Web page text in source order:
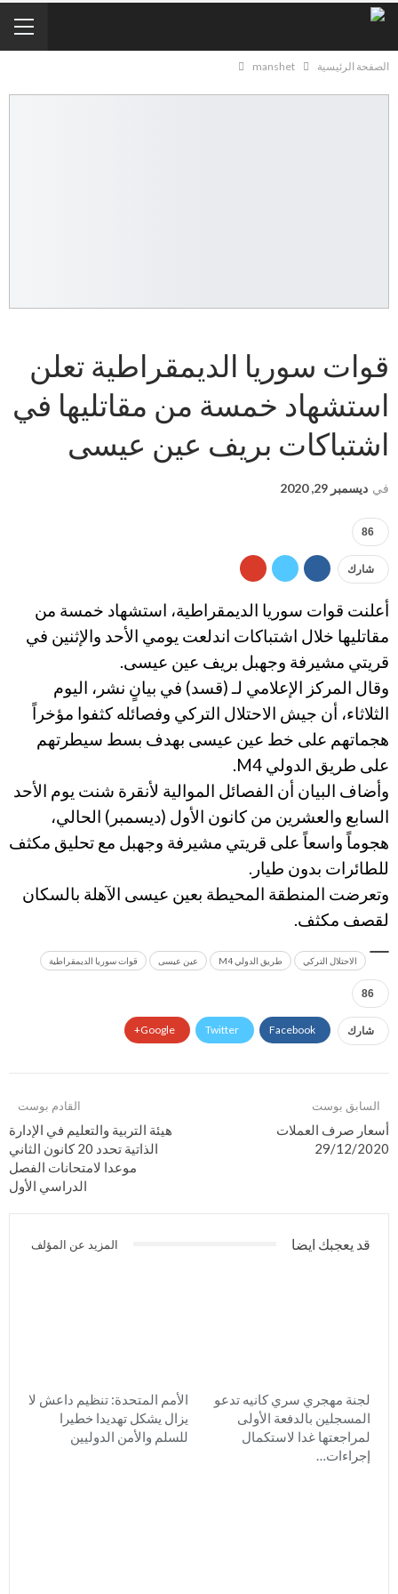
الصفحة الرئيسية manshet
قوات سوريا الديمقراطية تعلن
استشهاد خمسة من مقاتليها في
اشتباكات بريف عين عيسى
في ديسمبر 29, 2020
86
شارك
أعلنت قوات سوريا الديمقراطية، استشهاد خمسة من
مقاتليها خلال اشتباكات اندلعت يومي الأحد والإثنين في
قريتي مشيرفة وجهبل بريف عين عيسى.
وقال المركز الإعلامي لـ (قسد) في بيانٍ نشر، اليوم
الثلاثاء، أن جيش الاحتلال التركي وفصائله كثفوا مؤخراً
هجماتهم على خط عين عيسى بهدف بسط سيطرتهم
على طريق الدولي M4.
وأضاف البيان أن الفصائل الموالية لأنقرة شنت يوم الأحد
السابع والعشرين من كانون الأول (ديسمبر) الحالي،
هجوماً واسعاً على قريتي مشيرفة وجهبل مع تحليق مكثف
للطائرات بدون طيار.
وتعرضت المنطقة المحيطة بعين عيسى الآهلة بالسكان
لقصف مكثف.
الاحتلال التركي طريق الدولي M4 عين عيسى قوات سوريا الديمقراطية
86
شارك Facebook
Twitter
Google+
السابق بوست
أسعار صرف العملات
29/12/2020
القادم بوست
هيئة التربية والتعليم في الإدارة
الذاتية تحدد 20 كانون الثاني
موعدا لامتحانات الفصل
الدراسي الأول
قد يعجبك ايضا المزيد عن المؤلف
لجنة مهجري سري كانيه تدعو
المسجلين بالدفعة الأولى
لمراجعتها غدا لاستكمال
إجراءات…
الأمم المتحدة: تنظيم داعش لا
يزال يشكل تهديدا خطيرا
للسلم والأمن الدوليين